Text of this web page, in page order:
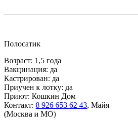
Полосатик
Возраст: 1,5 года
Вакцинация: да
Кастрирован: да
Приучен к лотку: да
Приют: Кошкин Дом
Контакт: 8 926 653 62 43, Майя
(Москва и МО)